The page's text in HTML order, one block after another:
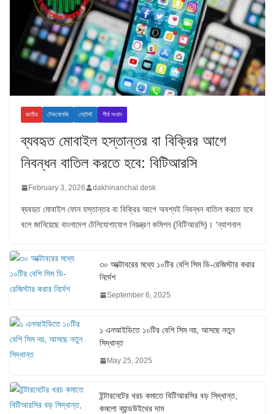
জাতীয় টেকনোলজি লেটেস্ট শীর্ষ সংবাদ
ব্যবহৃত মোবাইল হস্তান্তর বা বিক্রির আগে
নিবন্ধন বাতিল করতে হবে: বিটিআরসি
February 3, 2026 dakhinanchal desk
ব্যবহৃত মোবাইল ফোন হস্তান্তর বা বিক্রির আগে অবশ্যই নিবন্ধন বাতিল করতে হবে
বলে জানিয়েছে বাংলাদেশ টেলিযোগাযোগ নিয়ন্ত্রণ কমিশন (বিটিআরসি)। ‘ন্যাশনাল
৩০ অক্টোবরের মধ্যে ১০টির বেশি সিম ডি-রেজিস্টার করার
নির্দেশ
September 6, 2025
১ এনআইডিতে ১০টির বেশি সিম নয়, আসছে নতুন
সিদ্ধান্ত
May 25, 2025
ইন্টারনেটের খরচ কমাতে বিটিআরসির বড় সিদ্ধান্ত,
কমলো ব্যান্ডউইথের দাম